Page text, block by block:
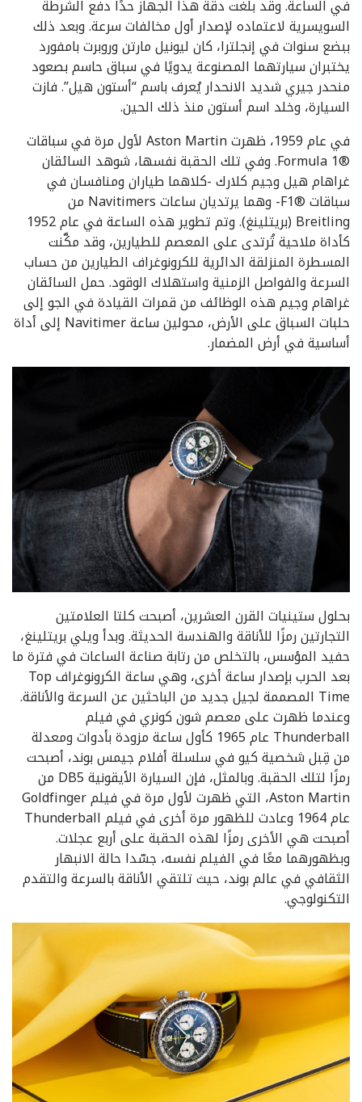
في الساعة. وقد بلغت دقة هذا الجهاز حدًا دفع الشرطة
السويسرية لاعتماده لإصدار أول مخالفات سرعة. وبعد ذلك
ببضع سنوات في إنجلترا، كان ليونيل مارتن وروبرت بامفورد
يختبران سيارتهما المصنوعة يدويًا في سباق حاسم بصعود
منحدر جيري شديد الانحدار يُعرف باسم “أستون هيل”. فازت
السيارة، وخلد اسم أستون منذ ذلك الحين.
‫في عام 1959، ظهرت Aston Martin لأول مرة في سباقات
Formula 1®‎. وفي تلك الحقبة نفسها، شوهد السائقان
غراهام هيل وجيم كلارك -كلاهما طياران ومنافسان في
سباقات F1®‎- وهما يرتديان ساعات Navitimers من
Breitling (بريتلينغ). وتم تطوير هذه الساعة في عام 1952
كأداة ملاحية تُرتدى على المعصم للطيارين، وقد مكَّنت
المسطرة المنزلقة الدائرية للكرونوغراف الطيارين من حساب
السرعة والفواصل الزمنية واستهلاك الوقود. حمل السائقان
غراهام وجيم هذه الوظائف من قمرات القيادة في الجو إلى
حلبات السباق على الأرض، محولين ساعة Navitimer إلى أداة
أساسية في أرض المضمار.
‫بحلول ستينيات القرن العشرين، أصبحت كلتا العلامتين
التجارتين رمزًا للأناقة والهندسة الحديثة. وبدأ ويلي بريتلينغ،
حفيد المؤسس، بالتخلص من رتابة صناعة الساعات في فترة ما
بعد الحرب بإصدار ساعة أخرى، وهي ساعة الكرونوغراف Top
Time المصممة لجيل جديد من الباحثين عن السرعة والأناقة.
وعندما ظهرت على معصم شون كونري في فيلم
Thunderball عام 1965 كأول ساعة مزودة بأدوات ومعدلة
من قِبل شخصية كيو في سلسلة أفلام جيمس بوند، أصبحت
رمزًا لتلك الحقبة. وبالمثل، فإن السيارة الأيقونية DB5 من
Aston Martin، التي ظهرت لأول مرة في فيلم Goldfinger
عام 1964 وعادت للظهور مرة أخرى في فيلم Thunderball
أصبحت هي الأخرى رمزًا لهذه الحقبة على أربع عجلات.
وبظهورهما معًا في الفيلم نفسه، جسّدا حالة الانبهار
الثقافي في عالم بوند، حيث تلتقي الأناقة بالسرعة والتقدم
التكنولوجي.